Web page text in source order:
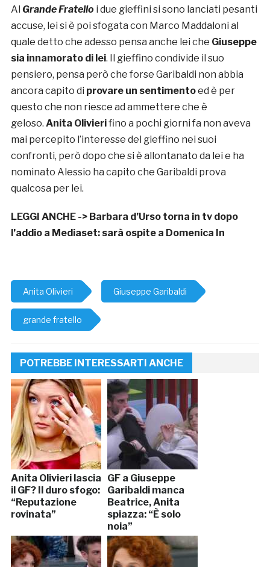
Al Grande Fratello i due gieffini si sono lanciati pesanti
accuse, lei si è poi sfogata con Marco Maddaloni al
quale detto che adesso pensa anche lei che Giuseppe
sia innamorato di lei. Il gieffino condivide il suo
pensiero, pensa però che forse Garibaldi non abbia
ancora capito di provare un sentimentoed è per
questo che non riesce ad ammettere che è
geloso. Anita Olivierifino a pochi giorni fa non aveva
mai percepito l’interesse del gieffino nei suoi
confronti, però dopo che si è allontanato da lei e ha
nominato Alessio ha capito che Garibaldi prova
qualcosa per lei.
LEGGI ANCHE -> Barbara d’Urso torna in tv dopo
l’addio a Mediaset: sarà ospite a Domenica In
Anita Olivieri Giuseppe Garibaldi
grande fratello
POTREBBE INTERESSARTI ANCHE
Anita Olivieri lascia
il GF? Il duro sfogo:
“Reputazione
rovinata”
GF a Giuseppe
Garibaldi manca
Beatrice, Anita
spiazza: “È solo
noia”